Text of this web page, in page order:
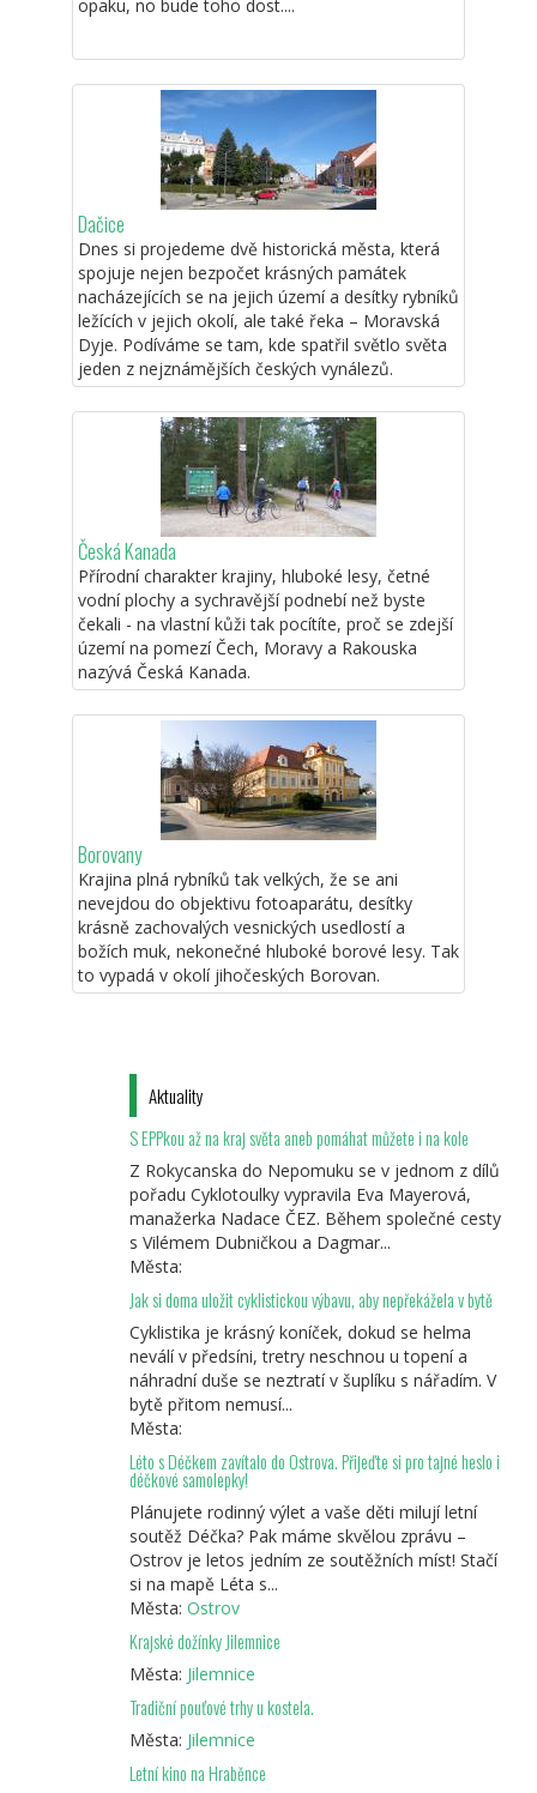
opaku, no bude toho dost....
Dačice
Dnes si projedeme dvě historická města, která
spojuje nejen bezpočet krásných památek
nacházejících se na jejich území a desítky rybníků
ležících v jejich okolí, ale také řeka – Moravská
Dyje. Podíváme se tam, kde spatřil světlo světa
jeden z nejznámějších českých vynálezů.
Česká Kanada
Přírodní charakter krajiny, hluboké lesy, četné
vodní plochy a sychravější podnebí než byste
čekali - na vlastní kůži tak pocítíte, proč se zdejší
území na pomezí Čech, Moravy a Rakouska
nazývá Česká Kanada.
Borovany
Krajina plná rybníků tak velkých, že se ani
nevejdou do objektivu fotoaparátu, desítky
krásně zachovalých vesnických usedlostí a
božích muk, nekonečné hluboké borové lesy. Tak
to vypadá v okolí jihočeských Borovan.
Aktuality
S EPPkou až na kraj světa aneb pomáhat můžete i na kole
Z Rokycanska do Nepomuku se v jednom z dílů
pořadu Cyklotoulky vypravila Eva Mayerová,
manažerka Nadace ČEZ. Během společné cesty
s Vilémem Dubničkou a Dagmar...
Města:
Jak si doma uložit cyklistickou výbavu, aby nepřekážela v bytě
Cyklistika je krásný koníček, dokud se helma
neválí v předsíni, tretry neschnou u topení a
náhradní duše se neztratí v šuplíku s nářadím. V
bytě přitom nemusí...
Města:
Léto s Déčkem zavítalo do Ostrova. Přijeďte si pro tajné heslo i
déčkové samolepky!
Plánujete rodinný výlet a vaše děti milují letní
soutěž Déčka? Pak máme skvělou zprávu –
Ostrov je letos jedním ze soutěžních míst! Stačí
si na mapě Léta s...
Města: Ostrov
Krajské dožínky Jilemnice
Města: Jilemnice
Tradiční pouťové trhy u kostela.
Města: Jilemnice
Letní kino na Hraběnce